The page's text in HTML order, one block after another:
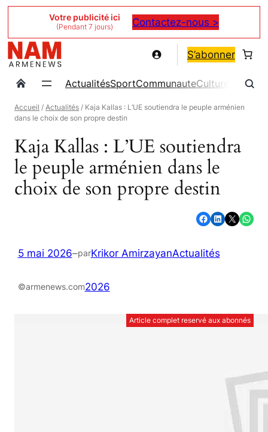
contenu
Votre publicité ici
(Pendant 7 jours) Contactez-nous >
S’abonner
ActualitésSportCommunauteCulture
Accueil /Actualités / Kaja Kallas : L’UE soutiendra le peuple arménien
dans le choix de son propre destin
Kaja Kallas : L’UE soutiendra
le peuple arménien dans le
choix de son propre destin
Partager sur Facebook Partager sur LinkedIn Partager sur X Partager sur WhatsApp
5 mai 2026–parKrikor AmirzayanActualités
©armenews.com2026
Article complet reservé aux abonnés